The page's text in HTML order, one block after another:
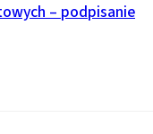
– podpisanie